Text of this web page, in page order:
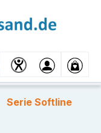
Serie Softline